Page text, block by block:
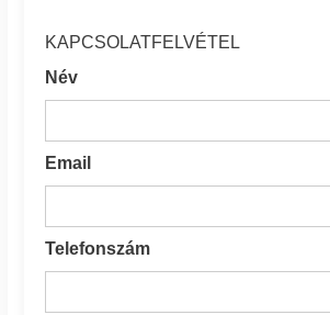
KAPCSOLATFELVÉTEL
Név
Email
Telefonszám